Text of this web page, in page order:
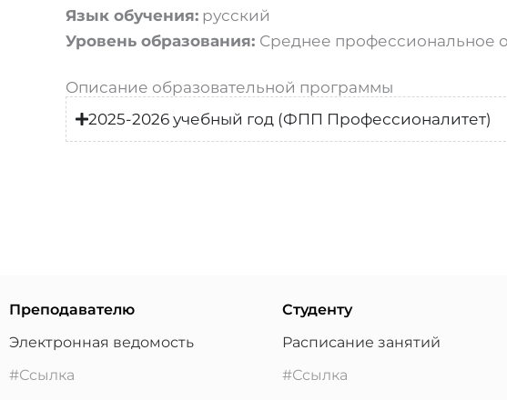
Язык обучения: русский
Уровень образования: Среднее профессиональное
Описание образовательной программы
2025-2026 учебный год (ФПП Профессионалитет)
Преподавателю
Электронная ведомость
#Ссылка
Студенту
Расписание занятий
#Ссылка